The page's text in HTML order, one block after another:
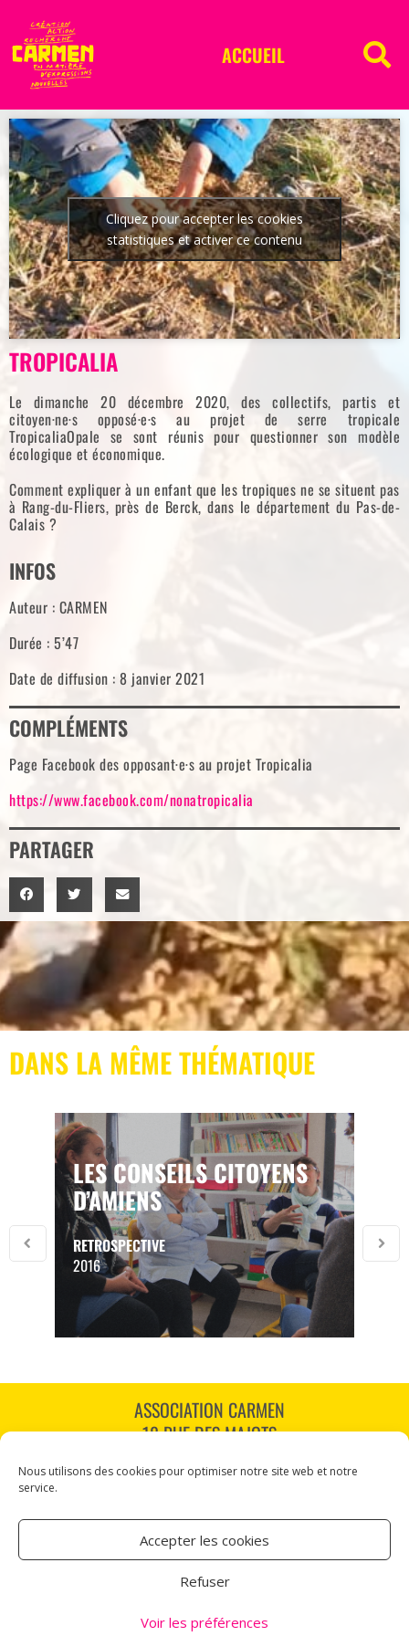
Nous utilisons des cookies pour optimiser notre site web et notre
service.
Accepter les cookies
Refuser
Voir les préférences
ACCUEIL
Cliquez pour accepter les cookies
statistiques et activer ce contenu
TROPICALIA
Le dimanche 20 décembre 2020, des collectifs, partis et
citoyen·ne·s opposé·e·s au projet de serre tropicale
TropicaliaOpale se sont réunis pour questionner son modèle
écologique et économique.
Comment expliquer à un enfant que les tropiques ne se situent pas
à Rang-du-Fliers, près de Berck, dans le département du Pas-de-
Calais ?
INFOS
Auteur : CARMEN
Durée : 5’47
Date de diffusion : 8 janvier 2021
COMPLÉMENTS
Page Facebook des opposant·e·s au projet Tropicalia
https://www.facebook.com/nonatropicalia
PARTAGER
DANS LA MÊME THÉMATIQUE
LES CONSEILS CITOYENS
D’AMIENS
RETROSPECTIVE
2016
ASSOCIATION CARMEN
18 RUE DES MAJOTS
TÉL : 03 60 12 34 10
NOUS SUIVRE